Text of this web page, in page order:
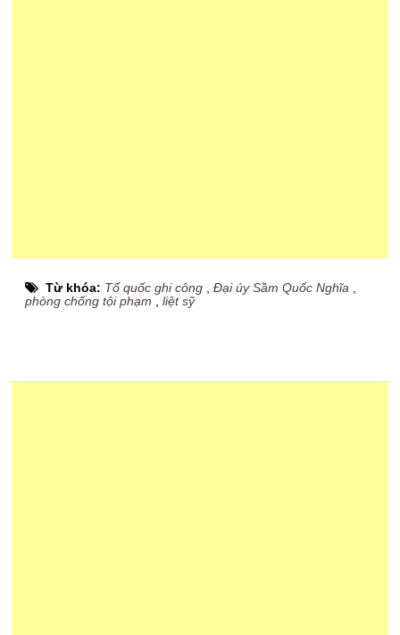
Từ khóa: Tổ quốc ghi công ,Đại úy Sầm Quốc Nghĩa
phòng chống tội phạm ,liệt sỹ